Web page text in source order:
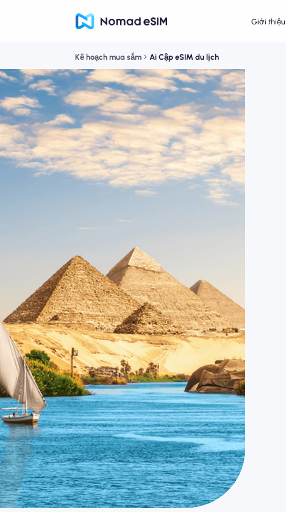
Giới
Kế hoạch mua sắm Ai Cập eSIM du lịch